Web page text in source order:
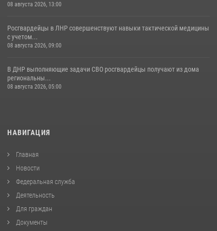
08 августа 2026, 13:00
Росгвардейцы в ЛНР совершенствуют навыки тактической медицины
с учетом...
08 августа 2026, 09:00
В ДНР выполняющие задачи СВО росгвардейцы получают из дома
региональны...
08 августа 2026, 05:00
НАВИГАЦИЯ
Главная
Новости
Федеральная служба
Деятельность
Для граждан
Документы